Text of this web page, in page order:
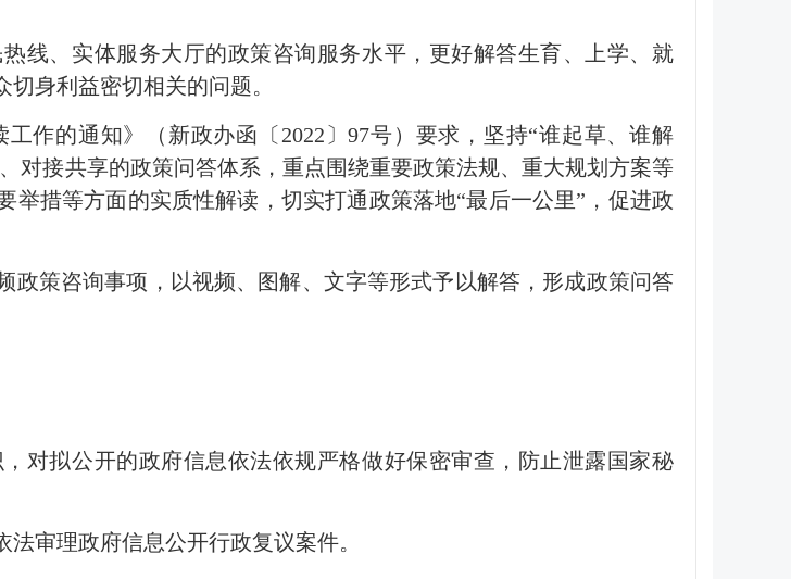
线、实体服务大厅的政策咨询服务水平，更好解答生育、上学、就
身利益密切相关的问题。
作的通知》（新政办函〔2022〕97号）要求，坚持“谁起草、谁解
对接共享的政策问答体系，重点围绕重要政策法规、重大规划方案等
措等方面的实质性解读，切实打通政策落地“最后一公里”，促进政
政策咨询事项，以视频、图解、文字等形式予以解答，形成政策问答
对拟公开的政府信息依法依规严格做好保密审查，防止泄露国家秘
审理政府信息公开行政复议案件。